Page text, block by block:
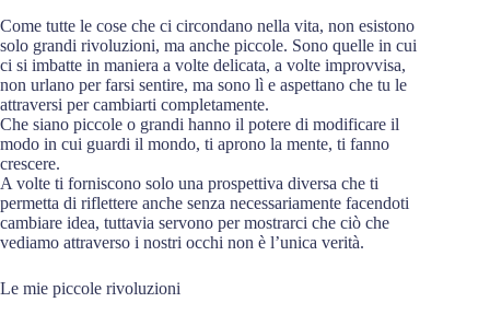
Come tutte le cose che ci circondano nella vita, non esistono
solo grandi rivoluzioni, ma anche piccole. Sono quelle in cui
ci si imbatte in maniera a volte delicata, a volte improvvisa,
non urlano per farsi sentire, ma sono lì e aspettano che tu le
attraversi per cambiarti completamente.
Che siano piccole o grandi hanno il potere di modificare il
modo in cui guardi il mondo, ti aprono la mente, ti fanno
crescere.
A volte ti forniscono solo una prospettiva diversa che ti
permetta di riflettere anche senza necessariamente facendoti
cambiare idea, tuttavia servono per mostrarci che ciò che
vediamo attraverso i nostri occhi non è l’unica verità.
Le mie piccole rivoluzioni